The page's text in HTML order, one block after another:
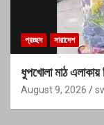
প্রচ্ছদ সারাদেশ
ধুপখোলা মাঠ
August 9, 2026